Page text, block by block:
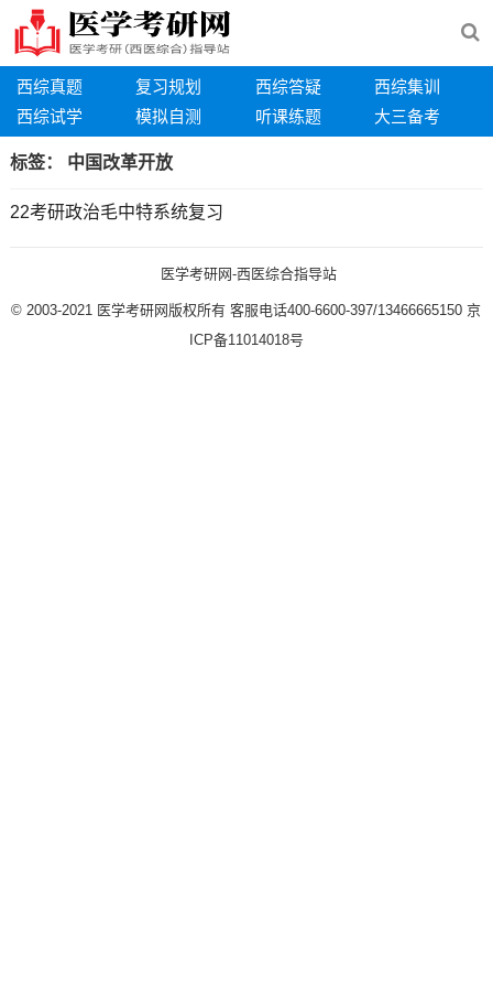
西综真题 复习规划 西综答疑
西综集训
西综试学
模拟自测 听课练题 大三备考
标签： 中国改革开放
22考研政治毛中特系统复习
医学考研网-西医综合指导站
© 2003-2021 医学考研网版权所有 客服电话400-6600-397/13466665150 京
ICP备11014018号